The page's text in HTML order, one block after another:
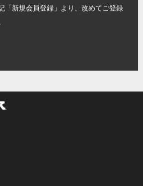
「新規会員登録」より、改めてご登録